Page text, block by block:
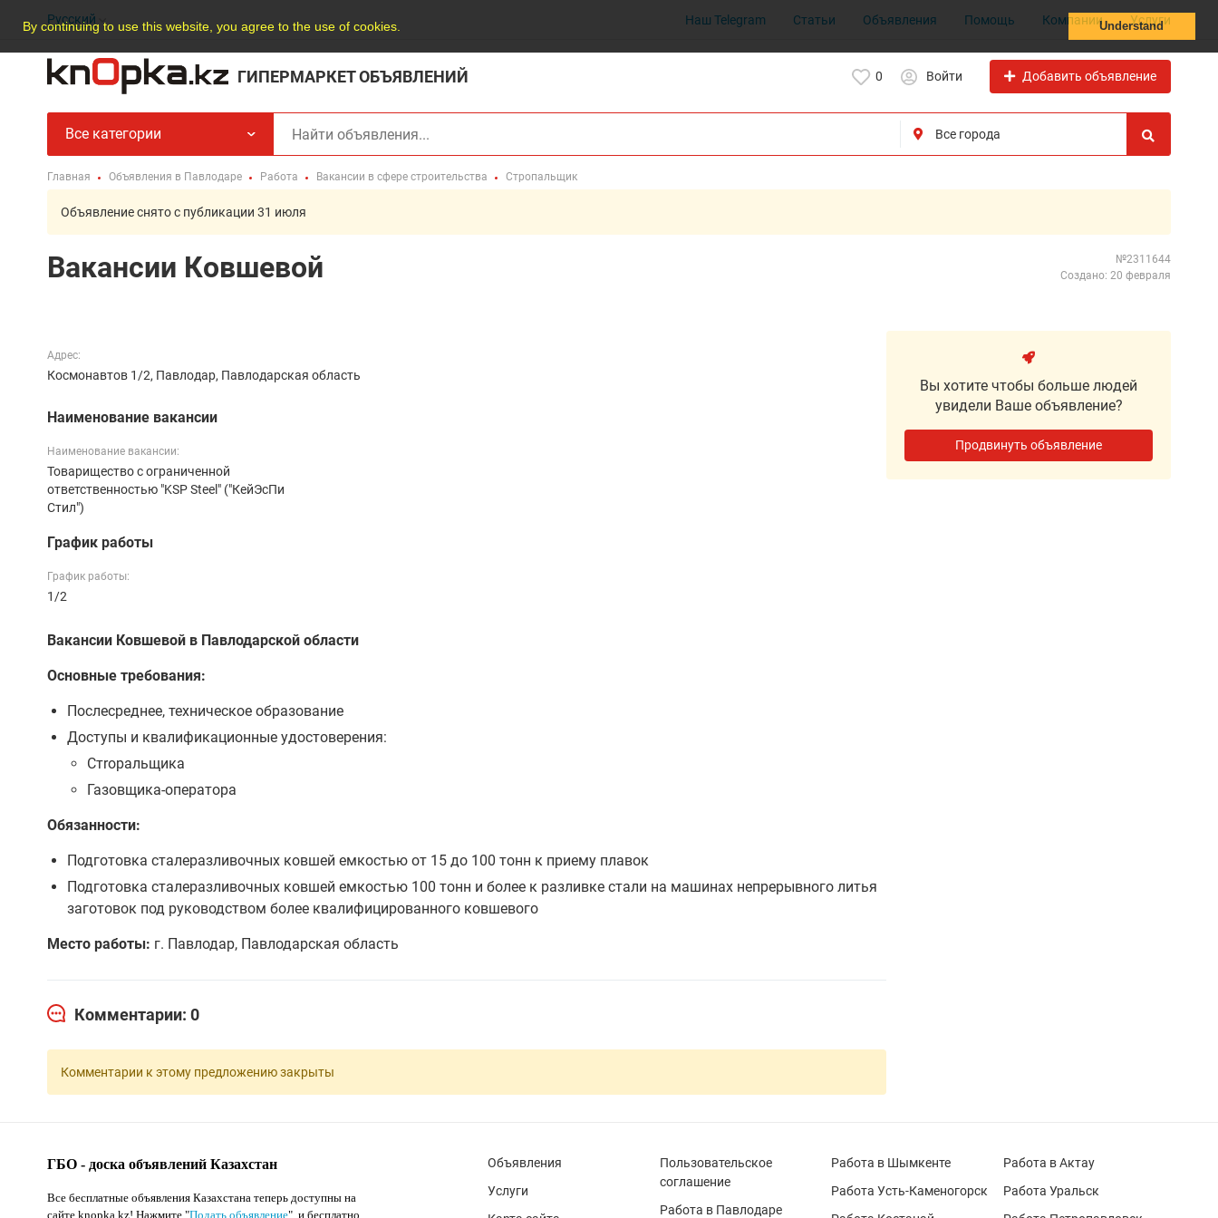
By continuing to use this website, you agree to the use of cookies. Understand
Русский Наш Telegram Статьи Объявления Помощь Компании Услуги
ГИПЕРМАРКЕТ ОБЪЯВЛЕНИЙ 0 Войти Добавить объявление
Все категории
Главная Объявления в Павлодаре Работа Вакансии в сфере строительства Стропальщик
Объявление снято с публикации 31 июля
Вакансии Ковшевой
№2311644
Создано: 20 февраля
Адрес:
Космонавтов 1/2, Павлодар, Павлодарская область
Наименование вакансии
Наименование вакансии:
Товарищество с ограниченной
ответственностью "KSP Steеl" ("КейЭсПи
Стил")
График работы
График работы:
1/2
Вакансии Ковшевой в Павлодарской области
Основные требования:
Послесреднее, техническое образование
Доступы и квалификационные удостоверения:
Стropальщика
Газовщика-оператора
Обязанности:
Подготовка сталеразливочных ковшей емкостью от 15 до 100 тонн к приему плавок
Подготовка сталеразливочных ковшей емкостью 100 тонн и более к разливке стали на машинах непрерывного литья
заготовок под руководством более квалифицированного ковшевого
Место работы: г. Павлодар, Павлодарская область
Комментарии: 0
Комментарии к этому предложению закрыты
Вы хотите чтобы больше людей
увидели Ваше объявление?
Продвинуть объявление
ГБО - доска объявлений Казахстан
Все бесплатные объявления Казахстана теперь доступны на
сайте knopka.kz! Нажмите "Подать объявление", и бесплатно
Объявления
Услуги
Пользовательское
соглашение
Работа в Павлодаре
Работа в Шымкенте
Работа Усть-Каменогорск
Работа в Актау
Работа Уральск